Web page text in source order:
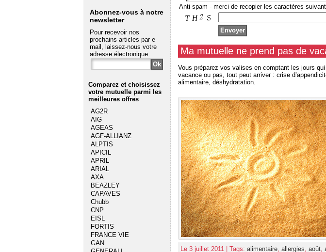
Abonnez-vous à notre
newsletter
Pour recevoir nos
prochains articles par e-
mail, laissez-nous votre
adresse électronique
Comparez et choisissez
votre mutuelle parmi les
meilleures offres
AG2R
AIG
AGEAS
AGF-ALLIANZ
ALPTIS
APICIL
APRIL
ARIAL
AXA
BEAZLEY
CAPAVES
Chubb
CNP
EISL
FORTIS
FRANCE VIE
GAN
Anti-spam - merci de recopier les caractères
Ma mutuelle ne prend pas de
Vous préparez vos valises en comptant les jours
vacance ou pas, tout peut arriver : crise
alimentaire, déshydratation.
Le 3 juillet 2011 | Tags: alimentaire allergies août